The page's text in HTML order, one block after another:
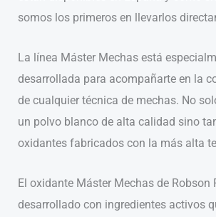
somos los primeros en llevarlos
La línea Máster Mechas está
desarrollada para acompañarte en la
de cualquier técnica de mechas. No
un polvo blanco de alta calidad sino
oxidantes fabricados con la más alta
El oxidante Máster Mechas de Robson
desarrollado con ingredientes activos